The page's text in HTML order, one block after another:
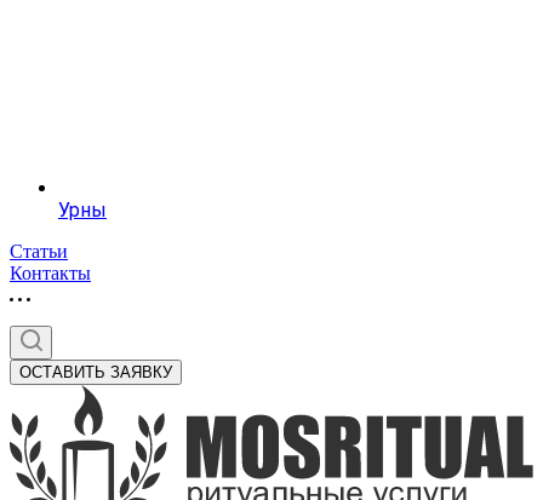
Урны
Статьи
Контакты
ОСТАВИТЬ ЗАЯВКУ